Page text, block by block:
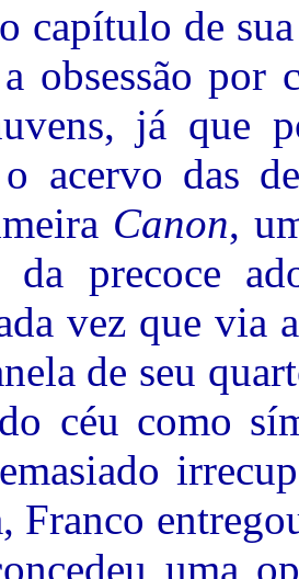
capítulo de
obsessão por
já que
o acervo das
Canon,
precoce
vez que via
de seu
céu como
Franco
uma